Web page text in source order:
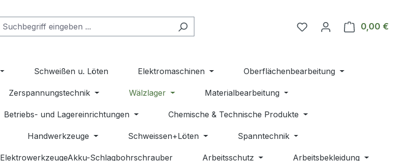
Du hast 0 Produkte auf
0,00 €
Schweißen u. Löten Elektromaschinen Oberflächenbearbeitung
Zerspannungstechnik Wälzlager Materialbearbeitung
Betriebs- und Lagereinrichtungen Chemische & Technische Produkte
Handwerkzeuge Schweissen+Löten Spanntechnik
ElektrowerkzeugeAkku-Schlagbohrschrauber Arbeitsschutz Arbeitsbekleidung